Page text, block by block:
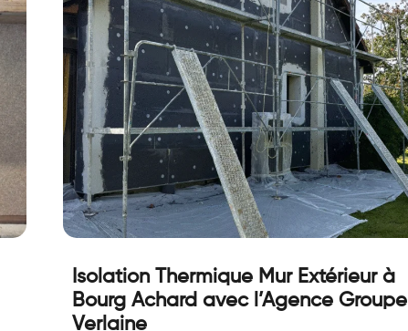
Isolation Thermique Mur Extérieur à
Bourg Achard avec l’Agence Groupe
Verlaine